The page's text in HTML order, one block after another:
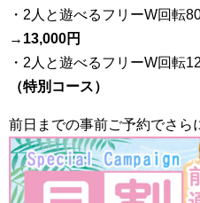
・2人と遊べるフリーW回転
→ 13,000円
・2人と遊べるフリーW回転
（特別コース）
前日までの事前ご予約でさら